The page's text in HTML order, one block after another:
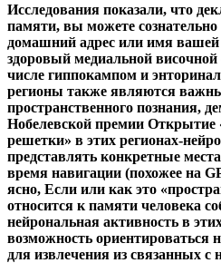
Исследования показали, что
памяти, вы можете
домашний адрес или имя вашей
здоровый медиальной
числе гиппокампом и
регионы также являются
пространственного познания,
Нобелевской премии Открытие
решетки» в этих регионах-
представлять конкретные
время навигации (похожее на
ясно, Если или как это
относится к памяти человека
нейрональная активность в
возможность ориентироваться
для извлечения из связанных